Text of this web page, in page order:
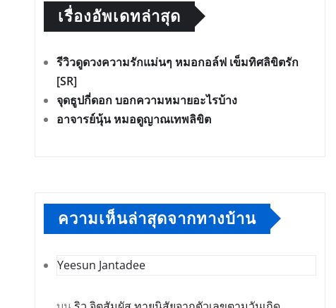
เรื่องอัพเดทล่าสุด
รีวิวดูดวงความรักแม่นๆ หมอกอล์ฟ เข็มทิศลิขิตรัก
[SR]
จุดธูปกี่ดอก บอกความหมายอะไรบ้าง
อาจารย์นุ้น หมอดูญาณเทพลิขิต
ความเห็นล่าสุดจากทางบ้าน
Yeesun Jantadee